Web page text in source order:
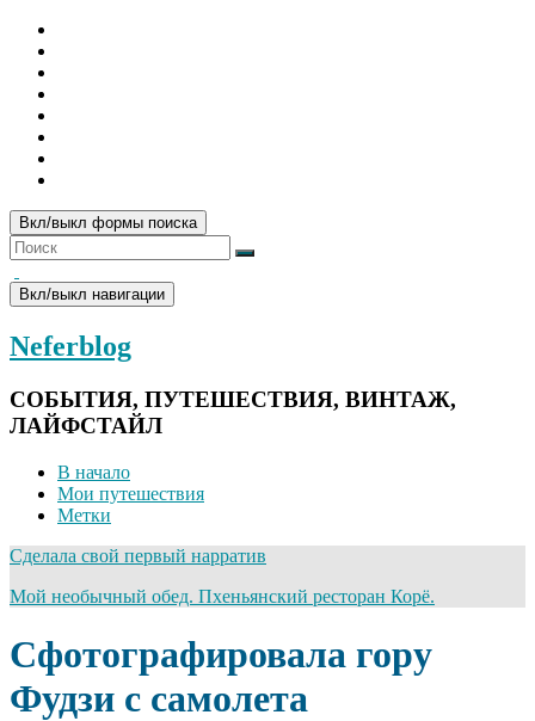
Вкл/выкл формы поиска
Вкл/выкл навигации
Neferblog
СОБЫТИЯ, ПУТЕШЕСТВИЯ, ВИНТАЖ,
ЛАЙФСТАЙЛ
В начало
Мои путешествия
Метки
Сделала свой первый нарратив
Мой необычный обед. Пхеньянский ресторан Корё.
Сфотографировала гору
Фудзи с самолета